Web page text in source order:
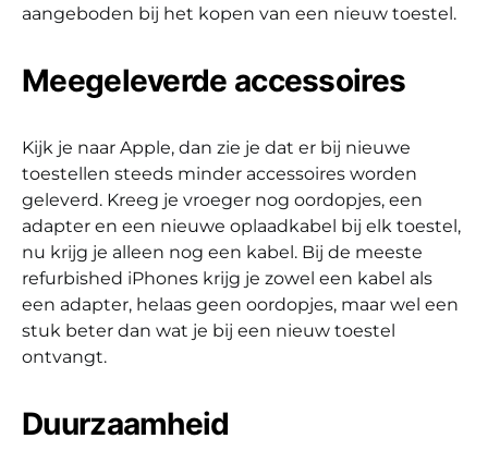
aangeboden bij het kopen van een nieuw toestel.
Meegeleverde accessoires
Kijk je naar Apple, dan zie je dat er bij nieuwe
toestellen steeds minder accessoires worden
geleverd. Kreeg je vroeger nog oordopjes, een
adapter en een nieuwe oplaadkabel bij elk toestel,
nu krijg je alleen nog een kabel. Bij de meeste
refurbished iPhones krijg je zowel een kabel als
een adapter, helaas geen oordopjes, maar wel een
stuk beter dan wat je bij een nieuw toestel
ontvangt.
Duurzaamheid